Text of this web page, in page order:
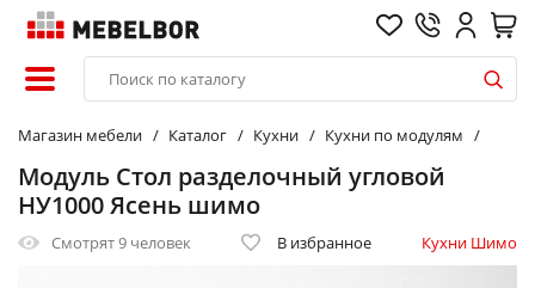
Магазин мебели Каталог Кухни Кухни по модулям
Модуль Стол разделочный угловой
НУ1000 Ясень шимо
Смотрят9 человек В избранное Кухни Шимо